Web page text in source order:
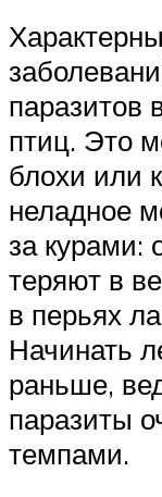
паразитов
птиц. Это
блохи или
неладное
за курами:
теряют в
в перьях
Начинать
раньше,
паразиты
темпами.